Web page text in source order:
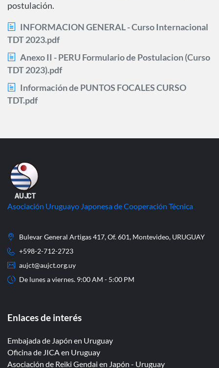
postulación.
INFORMACION GENERAL - Curso Internacional
TDT 2023.pdf
Anexo II - PERU Formulario de Postulacion (Curso
TDT 2023).pdf
Información de PUNTOS FOCALES CURSO
TDT.pdf
Asociación Uruguayo Japonesa de Cooperación Técnica
Bulevar General Artigas 417, Of. 601, Montevideo, URUGUAY
+598-2-712-2723
aujct@aujct.org.uy
De lunes a viernes. 9:00 AM - 5:00 PM
Enlaces de interés
Embajada de Japón en Uruguay
Oficina de JICA en Uruguay
Asociación de Reiki Gendai en Japón - Uruguay